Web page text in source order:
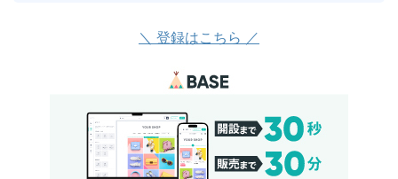
＼ 登録はこちら ／